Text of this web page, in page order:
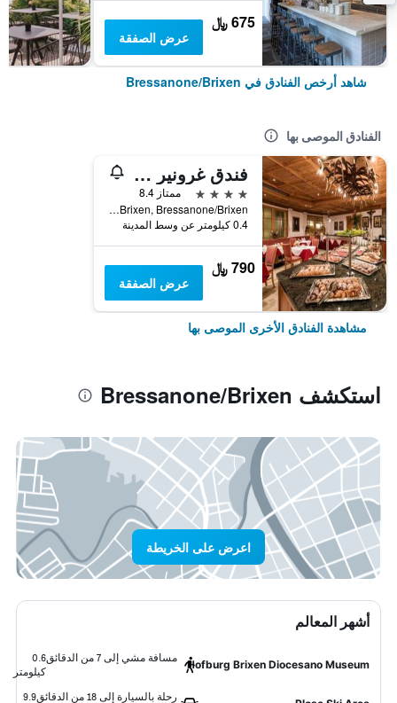
675 ﷼
عرض الصفقة
شاهد أرخص الفنادق في Bressanone/Brixen
الفنادق الموصى بها
فندق غرونير باوم
4 نجوم
ممتاز 8.4
Via Stufles 11, Brixen, Bressanone/Brixen, ألتو أديجي, إيطاليا
0.4 كيلومتر عن وسط المدينة
790 ﷼
عرض الصفقة
مشاهدة الفنادق الأخرى الموصى بها
استكشف Bressanone/Brixen
اعرض على الخريطة
أشهر المعالم
Hofburg Brixen Diocesano Museum
مسافة مشي إلى 7 من الدقائق
0.6
كيلومتر
رحلة بالسيارة إلى 18 من الدقائق
9.9